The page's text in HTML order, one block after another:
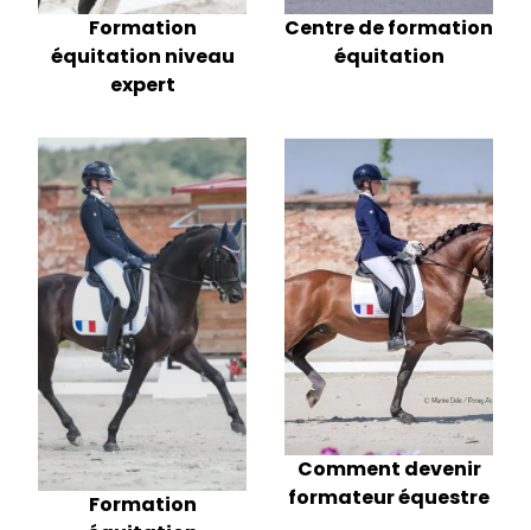
Formation
équitation niveau
expert
Centre de formation
équitation
Formation
Comment devenir
formateur équestre